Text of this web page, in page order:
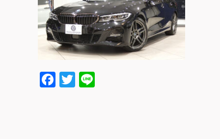
Facebook
Twitter